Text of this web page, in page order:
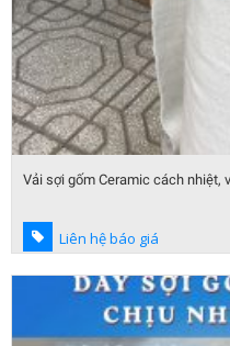
Vải sợi gốm Ceramic cách nhiệt,
Liên hệ báo giá